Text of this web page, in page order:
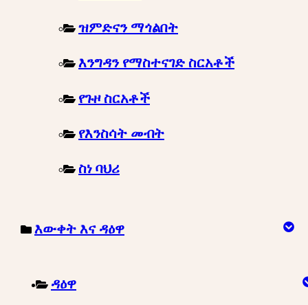
ዝምድናን ማጎልበት
እንግዳን የማስተናገድ ስርአቶች
የጉዞ ስርአቶች
የእንስሳት መብት
ስነ ባህሪ
እውቀት እና ዳዕዋ
ዳዕዋ